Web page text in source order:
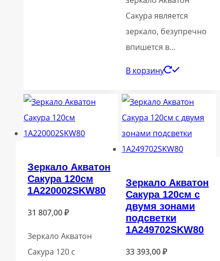
Сакура является
зеркало, безупречно
впишется в…
В корзину
Зеркало Акватон
Сакура 120см
1A220002SKW80
31 807,00₽
Зеркало Акватон
Сакура 120 с
Зеркало Акватон
Сакура 120см с
двумя зонами
подсветки
1A249702SKW80
33 393,00₽